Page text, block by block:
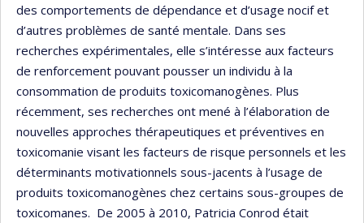
des comportements de dépendance et d’usage nocif et
d’autres problèmes de santé mentale. Dans ses
recherches expérimentales, elle s’intéresse aux facteurs
de renforcement pouvant pousser un individu à la
consommation de produits toxicomanogènes. Plus
récemment, ses recherches ont mené à l’élaboration de
nouvelles approches thérapeutiques et préventives en
toxicomanie visant les facteurs de risque personnels et les
déterminants motivationnels sous-jacents à l’usage de
produits toxicomanogènes chez certains sous-groupes de
toxicomanes. De 2005 à 2010, Patricia Conrod était